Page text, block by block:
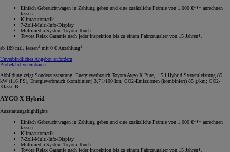
Einfach Gebrauchtwagen in Zahlung geben und eine zusätzliche Prämie von 1.000 €*** anrechnen
lassen
Klimaautomatik
7-Zoll-Multi-Info-Display
Multimedia-System Toyota Touch
Toyota Relax Garantie nach jeder Inspektion bis zu einem Fahrzeugalter von 15 Jahren*.
ab 189 mtl. leasen2 mit 0 € Anzahlung1
Unverbindliches Angebot anfordern
Probefahrt vereinbaren
Abbildung zeigt Sonderausstattung. Energieverbrauch Toyota Aygo X Pure, 1,5 l Hybrid Systemleistung 85
kW (116 PS), Energieverbrauch (kombiniert) 3,7 l/100 km; CO2-Emissionen (kombiniert) 85 g/km; CO2-
Klasse B.
AYGO X Hybrid
Ausstattungshighlights
Einfach Gebrauchtwagen in Zahlung geben und eine zusätzliche Prämie von 1.000 €*** anrechnen
lassen
Klimaautomatik
7-Zoll-Multi-Info-Display
Multimedia-System Toyota Touch
Toyota Relax Garantie nach jeder Inspektion bis zu einem Fahrzeugalter von 15 Jahren*.